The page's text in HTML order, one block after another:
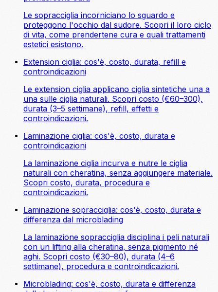
Le sopracciglia incorniciano lo sguardo e
proteggono l'occhio dal sudore. Scopri il loro ciclo
di vita, come prendertene cura e quali trattamenti
estetici esistono.
Extension ciglia: cos'è, costo, durata, refill e
controindicazioni
Le extension ciglia applicano ciglia sintetiche una a
una sulle ciglia naturali. Scopri costo (€60–300),
durata (3–5 settimane), refill, effetti e
controindicazioni.
Laminazione ciglia: cos'è, costo, durata e
controindicazioni
La laminazione ciglia incurva e nutre le ciglia
naturali con cheratina, senza aggiungere materiale.
Scopri costo, durata, procedura e
controindicazioni.
Laminazione sopracciglia: cos'è, costo, durata e
differenza dal microblading
La laminazione sopracciglia disciplina i peli naturali
con un lifting alla cheratina, senza pigmento né
aghi. Scopri costo (€30–80), durata (4–6
settimane), procedura e controindicazioni.
Microblading: cos'è, costo, durata e differenza